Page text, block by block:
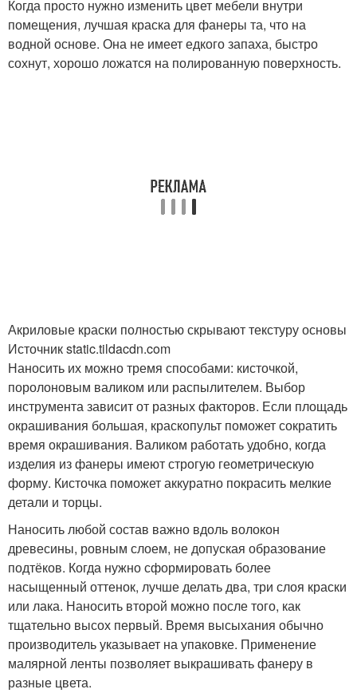
Когда просто нужно изменить цвет мебели внутри
помещения, лучшая краска для фанеры та, что на
водной основе. Она не имеет едкого запаха, быстро
сохнут, хорошо ложатся на полированную поверхность.
Акриловые краски полностью скрывают текстуру основы
Источник static.tildacdn.com
Наносить их можно тремя способами: кисточкой,
поролоновым валиком или распылителем. Выбор
инструмента зависит от разных факторов. Если площадь
окрашивания большая, краскопульт поможет сократить
время окрашивания. Валиком работать удобно, когда
изделия из фанеры имеют строгую геометрическую
форму. Кисточка поможет аккуратно покрасить мелкие
детали и торцы.
Наносить любой состав важно вдоль волокон
древесины, ровным слоем, не допуская образование
подтёков. Когда нужно сформировать более
насыщенный оттенок, лучше делать два, три слоя краски
или лака. Наносить второй можно после того, как
тщательно высох первый. Время высыхания обычно
производитель указывает на упаковке. Применение
малярной ленты позволяет выкрашивать фанеру в
разные цвета.